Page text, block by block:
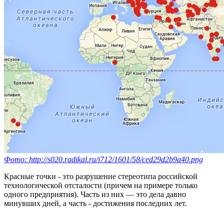
Фото: http://s020.radikal.ru/i712/1601/58/ced29d2b9a40.png
Красные точки - это разрушение стереотипа российской
технологической отсталости (причем на примере только
одного предприятия). Часть из них — это дела давно
минувших дней, а часть - достижения последних лет.